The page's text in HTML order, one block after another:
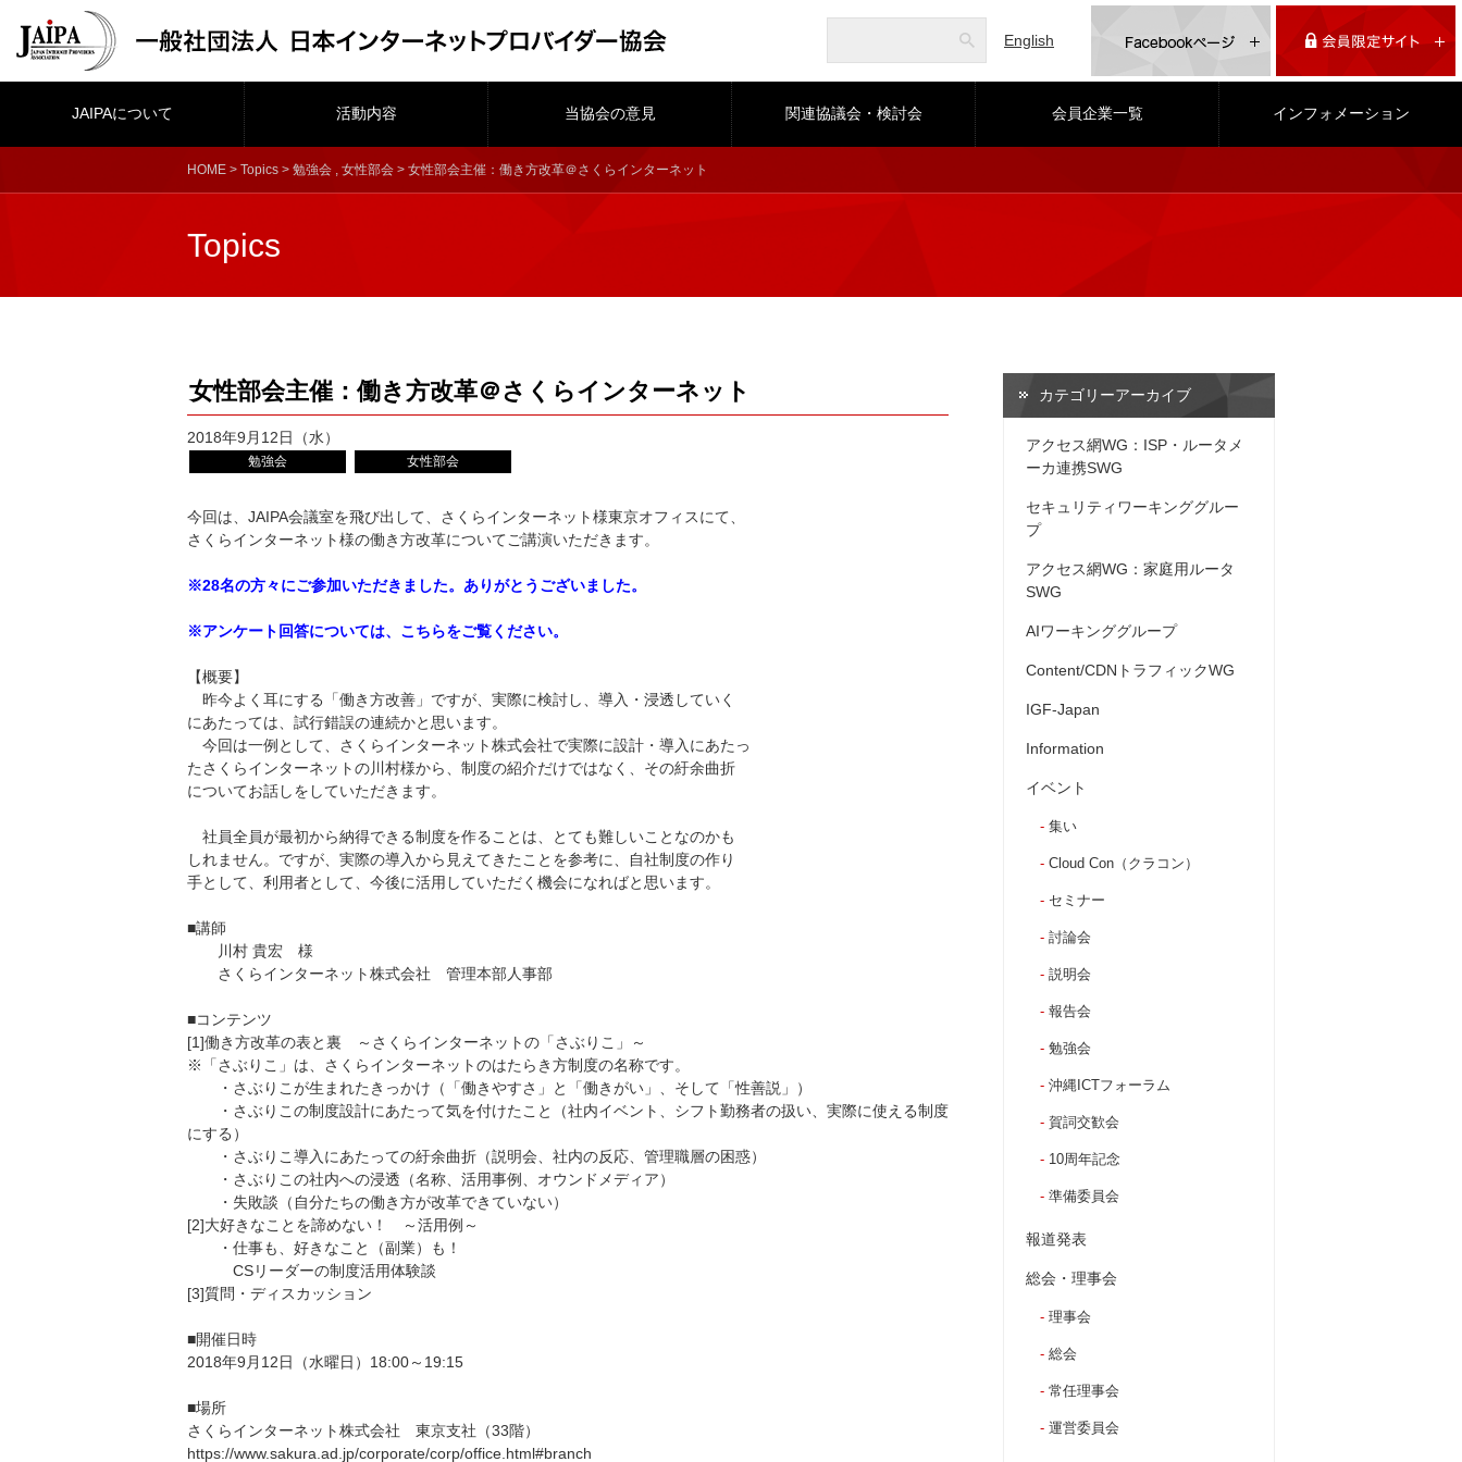
English
JAIPAについて 活動内容 当協会の意見 関連協議会・検討会 会員企業一覧 インフォメーション
HOME > Topics > 勉強会 , 女性部会 > 女性部会主催：働き方改革＠さくらインターネット
Topics
女性部会主催：働き方改革＠さくらインターネット
2018年9月12日（水）
勉強会 女性部会
今回は、JAIPA会議室を飛び出して、さくらインターネット様東京オフィスにて、
さくらインターネット様の働き方改革についてご講演いただきます。
※28名の方々にご参加いただきました。ありがとうございました。
※アンケート回答については、こちらをご覧ください。
【概要】
昨今よく耳にする「働き方改善」ですが、実際に検討し、導入・浸透していく
にあたっては、試行錯誤の連続かと思います。
今回は一例として、さくらインターネット株式会社で実際に設計・導入にあたっ
たさくらインターネットの川村様から、制度の紹介だけではなく、その紆余曲折
についてお話しをしていただきます。
社員全員が最初から納得できる制度を作ることは、とても難しいことなのかも
しれません。ですが、実際の導入から見えてきたことを参考に、自社制度の作り
手として、利用者として、今後に活用していただく機会になればと思います。
■講師
川村 貴宏 様
さくらインターネット株式会社 管理本部人事部
■コンテンツ
[1]働き方改革の表と裏 ～さくらインターネットの「さぶりこ」～
※「さぶりこ」は、さくらインターネットのはたらき方制度の名称です。
・さぶりこが生まれたきっかけ（「働きやすさ」と「働きがい」、そして「性善説」）
・さぶりこの制度設計にあたって気を付けたこと（社内イベント、シフト勤務者の扱い、実際に使える制度
にする）
・さぶりこ導入にあたっての紆余曲折（説明会、社内の反応、管理職層の困惑）
・さぶりこの社内への浸透（名称、活用事例、オウンドメディア）
・失敗談（自分たちの働き方が改革できていない）
[2]大好きなことを諦めない！ ～活用例～
・仕事も、好きなこと（副業）も！
CSリーダーの制度活用体験談
[3]質問・ディスカッション
■開催日時
2018年9月12日（水曜日）18:00～19:15
■場所
さくらインターネット株式会社 東京支社（33階）
https://www.sakura.ad.jp/corporate/corp/office.html#branch
カテゴリーアーカイブ
アクセス網WG：ISP・ルータメ
ーカ連携SWG
セキュリティワーキンググルー
プ
アクセス網WG：家庭用ルータ
SWG
AIワーキンググループ
Content/CDNトラフィックWG
IGF-Japan
Information
イベント
集い
Cloud Con（クラコン）
セミナー
討論会
説明会
報告会
勉強会
沖縄ICTフォーラム
賀詞交歓会
10周年記念
準備委員会
報道発表
総会・理事会
理事会
総会
常任理事会
運営委員会